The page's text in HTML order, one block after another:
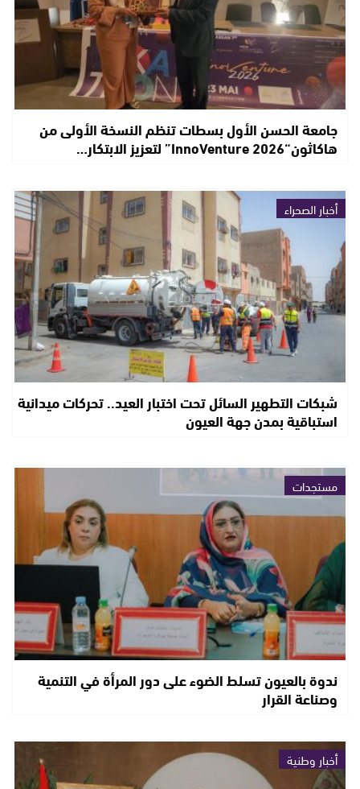
جامعة الحسن الأول بسطات تنظم النسخة الأولى من
هاكاثون“InnoVenture 2026” لتعزيز الابتكار…
أخبار الصحراء
شبكات التطهير السائل تحت اختبار العيد.. تحركات ميدانية
استباقية بمدن جهة العيون
مستجدات
ندوة بالعيون تسلط الضوء على دور المرأة في التنمية
وصناعة القرار
أخبار وطنية